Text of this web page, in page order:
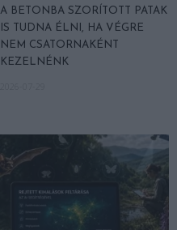
A BETONBA SZORÍTOTT PATAK
IS TUDNA ÉLNI, HA VÉGRE
NEM CSATORNAKÉNT
KEZELNÉNK